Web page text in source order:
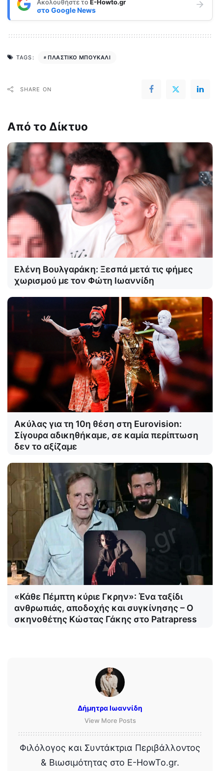
Ακολουθήστε το E-Howto.gr
στο Google News
TAGS: ΠΛΑΣΤΙΚΟ ΜΠΟΥΚΑΛΙ
SHARE ON
Από το Δίκτυο
Ελένη Βουλγαράκη: Ξεσπά μετά τις φήμες
χωρισμού με τον Φώτη Ιωαννίδη
Ακύλας για τη 10η θέση στη Eurovision:
Σίγουρα αδικηθήκαμε, σε καμία περίπτωση
δεν το αξίζαμε
«Κάθε Πέμπτη κύριε Γκρην»: Ένα ταξίδι
ανθρωπιάς, αποδοχής και συγκίνησης – Ο
σκηνοθέτης Κώστας Γάκης στο Patrapress
Δήμητρα Ιωαννίδη
View More Posts
Φιλόλογος και Συντάκτρια Περιβάλλοντος
& Βιωσιμότητας στο E-HowTo.gr.